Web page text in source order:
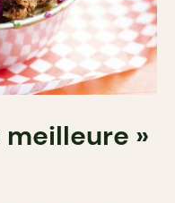
meilleure »